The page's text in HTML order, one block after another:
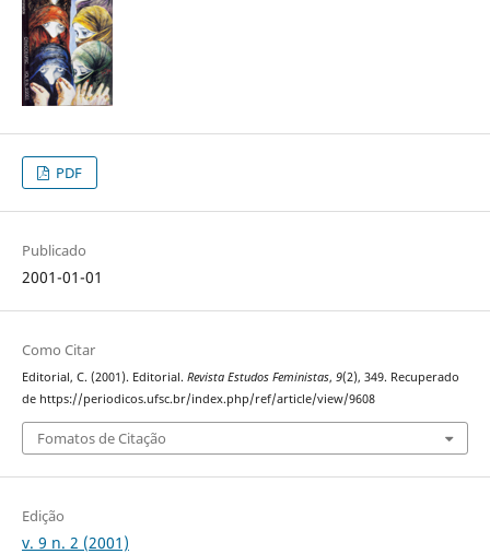
PDF
Publicado
2001-01-01
Como Citar
Editorial, C. (2001). Editorial. Revista Estudos Feministas, 9(2), 349. Recuperado
de https://periodicos.ufsc.br/index.php/ref/article/view/9608
Fomatos de Citação
Edição
v. 9 n. 2 (2001)